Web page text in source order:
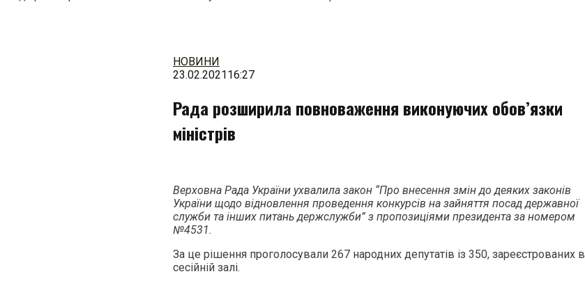
НОВИНИ
23.02.202116:27
Рада розширила повноваження виконуючих обов’язки
міністрів
Верховна Рада України ухвалила закон “Про внесення змін до деяких законів
України щодо відновлення проведення конкурсів на зайняття посад державної
служби та інших питань держслужби” з пропозиціями президента за номером
№4531.
За це рішення проголосували 267 народних депутатів із 350, зареєстрованих в
сесійній залі.